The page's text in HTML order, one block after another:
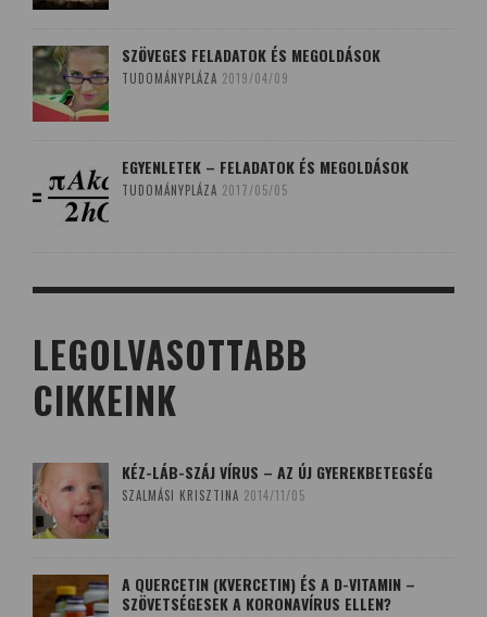
SZÖVEGES FELADATOK ÉS MEGOLDÁSOK
TUDOMÁNYPLÁZA 2019/04/09
EGYENLETEK – FELADATOK ÉS MEGOLDÁSOK
TUDOMÁNYPLÁZA 2017/05/05
LEGOLVASOTTABB
CIKKEINK
KÉZ-LÁB-SZÁJ VÍRUS – AZ ÚJ GYEREKBETEGSÉG
SZALMÁSI KRISZTINA 2014/11/05
A QUERCETIN (KVERCETIN) ÉS A D-VITAMIN –
SZÖVETSÉGESEK A KORONAVÍRUS ELLEN?